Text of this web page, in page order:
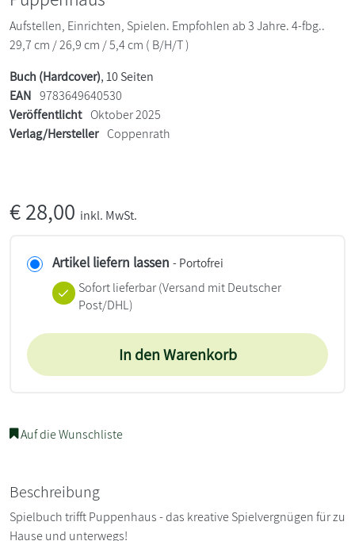
Aufstellen, Einrichten, Spielen. Empfohlen ab 3 Jahre. 4-fbg..
29,7 cm / 26,9 cm / 5,4 cm ( B/H/T )
Buch (Hardcover), 10 Seiten
EAN 9783649640530
Veröffentlicht Oktober 2025
Verlag/Hersteller Coppenrath
€28,00 inkl. MwSt.
Artikel liefern lassen - Portofrei
Sofort lieferbar(Versand mit Deutscher
Post/DHL)
In den Warenkorb
Auf die Wunschliste
Beschreibung
Spielbuch trifft Puppenhaus - das kreative Spielvergnügen für zu
Hause und unterwegs!